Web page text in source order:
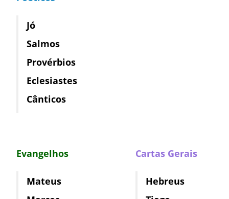
Jó
Salmos
Provérbios
Eclesiastes
Cânticos
Evangelhos
Mateus
Cartas Gerais
Hebreus